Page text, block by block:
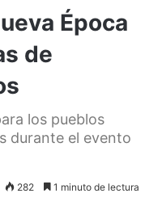
Época
de
los pueblos
durante el evento
282 1 minuto de lectura